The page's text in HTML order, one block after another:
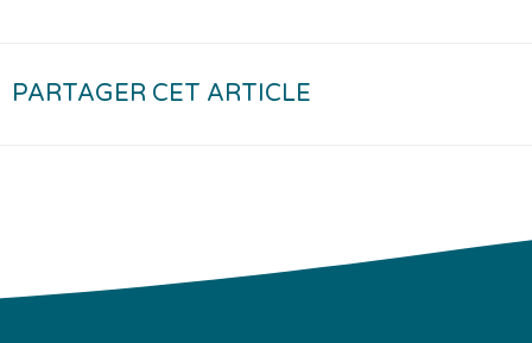
PARTAGER CET ARTICLE